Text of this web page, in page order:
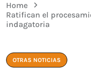
Home
Ratifican el
indagatoria
OTRAS NOTICIAS